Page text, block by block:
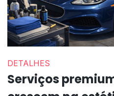
DETALHES
Serviços